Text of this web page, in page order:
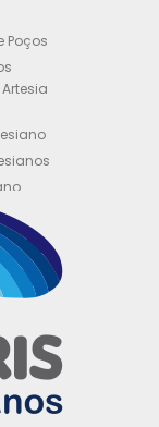
Poços
Poç
Artesi